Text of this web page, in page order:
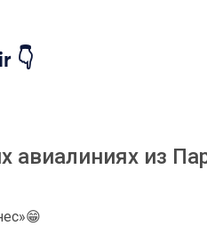
👇
авиалиниях из